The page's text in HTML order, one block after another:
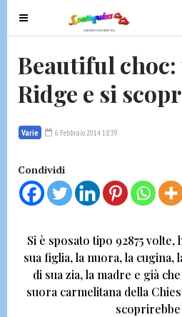
T
o
g
l
e
a
i
g
a
Beautiful
Ridge e si
Varie 6 Febbraio 2014 18:39
Condividi
Si è sposato tipo 92875 volte,
sua figlia, la nuora, la cugina,
di sua zia, la madre e già
suora carmelitana della
scoprirebbe